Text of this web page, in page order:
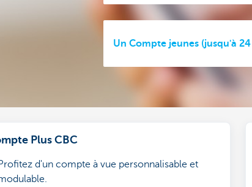
Un Compte jeunes (jusqu'à 24
Plus CBC
d'un compte à vue personnalisable et